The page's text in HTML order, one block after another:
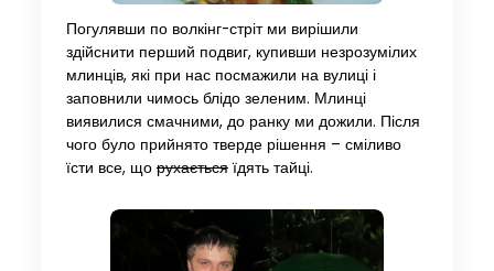
Погулявши по волкінг-стріт ми вирішили
здійснити перший подвиг, купивши незрозумілих
млинців, які при нас посмажили на вулиці і
заповнили чимось блідо зеленим. Млинці
виявилися смачними, до ранку ми дожили. Після
чого було прийнято тверде рішення – сміливо
їсти все, що рухаєтьсяїдять тайці.